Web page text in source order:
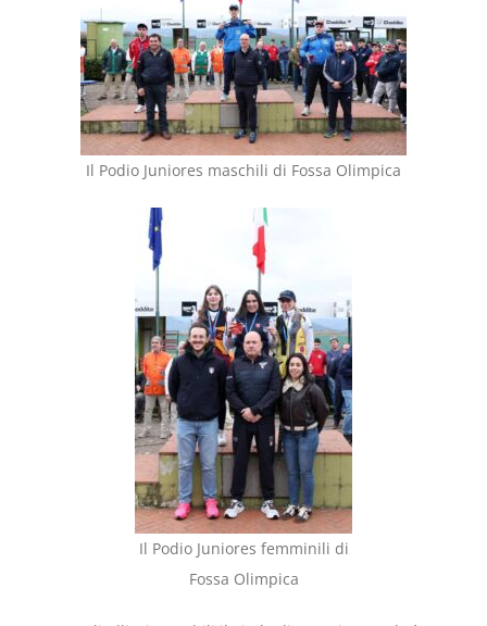
Il Podio Juniores maschili di Fossa Olimpica
Il Podio Juniores femminili di
Fossa Olimpica